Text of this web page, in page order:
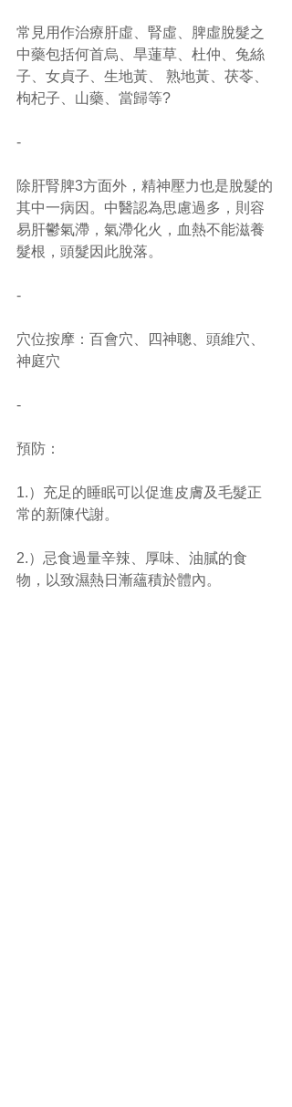
常見用作治療肝虛、腎虛、脾虛脫髮之
中藥包括何首烏、旱蓮草、杜仲、兔絲
子、女貞子、生地黃、 熟地黃、茯苓、
枸杞子、山藥、當歸等?
-
除肝腎脾3方面外，精神壓力也是脫髮的
其中一病因。中醫認為思慮過多，則容
易肝鬱氣滯，氣滯化火，血熱不能滋養
髮根，頭髮因此脫落。
-
穴位按摩：百會穴、四神聰、頭維穴、
神庭穴
-
預防：
1.）充足的睡眠可以促進皮膚及毛髮正
常的新陳代謝。
2.）忌食過量辛辣、厚味、油膩的食
物，以致濕熱日漸蘊積於體內。